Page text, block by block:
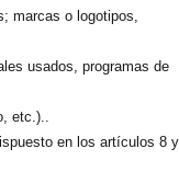
marcas o logotipos,
usados, programas de
etc.)..
en los artículos 8 y